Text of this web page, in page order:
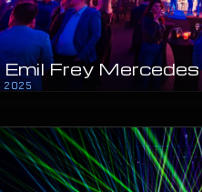
Emil Frey
2025